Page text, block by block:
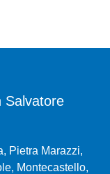
Pietra Marazzi,
Montecastello,